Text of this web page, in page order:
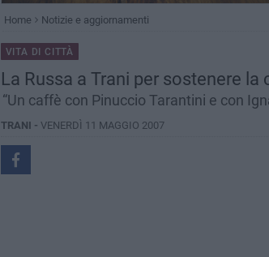
Home Notizie e aggiornamenti
VITA DI CITTÀ
La Russa a Trani per sostenere
“Un caffè con Pinuccio Tarantini e con
TRANI - VENERDÌ 11 MAGGIO 2007